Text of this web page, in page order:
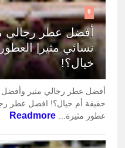
9
أفضل عطر رجالي
نسائي مثير|
خيال؟!
أفضل عطر رجالي مثير وأفضل
حقيقة أم خيال؟! افضل عطر
عطور مثيرة... Readmore